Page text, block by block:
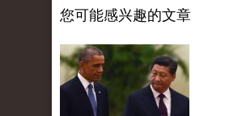
您可能感兴趣的文章